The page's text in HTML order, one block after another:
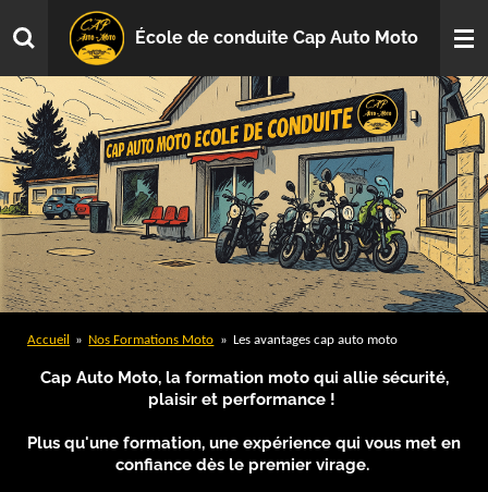
au
principal
École de conduite Cap Auto Moto
Accueil » Nos Formations Moto » Les avantages cap auto moto
Cap Auto Moto, la formation moto qui allie sécurité,
plaisir et performance !
Plus qu'une formation, une expérience qui vous met en
confiance dès le premier virage.